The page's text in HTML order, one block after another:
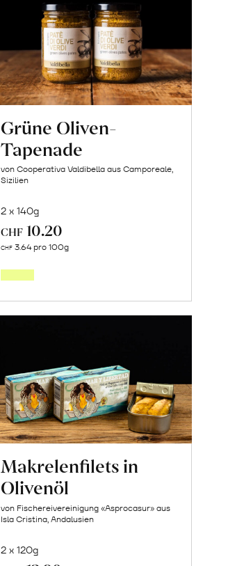
Grüne Oliven-
Tapenade
von Cooperativa Valdibella aus Camporeale,
Sizilien
2 x 140g
CHF 10.20
CHF 3.64 pro 100g
Makrelenfilets in
Olivenöl
von Fischereivereinigung «Asprocasur» aus
Isla Cristina, Andalusien
2 x 120g